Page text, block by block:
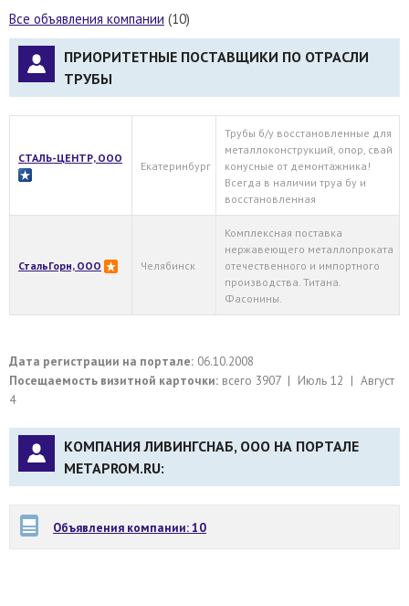
Все объявления компании (10)
ПРИОРИТЕТНЫЕ ПОСТАВЩИКИ ПО ОТРАСЛИ
ТРУБЫ
СТАЛЬ-ЦЕНТР, ООО
Екатеринбург
Трубы б/у восстановленные для
металлоконструкций, опор, свай
конусные от демонтажника!
Всегда в наличии труа бу и
восстановленная
СтальГорн, ООО Челябинск
Комплексная поставка
нержавеющего металлопроката
отечественного и импортного
производства. Титана.
Фасонины.
Дата регистрации на портале: 06.10.2008
Посещаемость визитной карточки: всего 3907 | Июль 12 | Август
4
КОМПАНИЯ ЛИВИНГСНАБ, ООО НА ПОРТАЛЕ
METAPROM.RU:
Объявления компании: 10